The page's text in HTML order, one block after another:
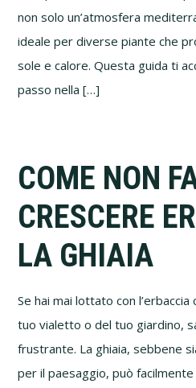
non solo un’atmosfera
ideale per diverse piante che
sole e calore. Questa guida ti
passo nella […]
COME NON
CRESCERE
LA GHIAIA
Se hai mai lottato con
tuo vialetto o del tuo giardino,
frustrante. La ghiaia, sebbene
per il paesaggio, può